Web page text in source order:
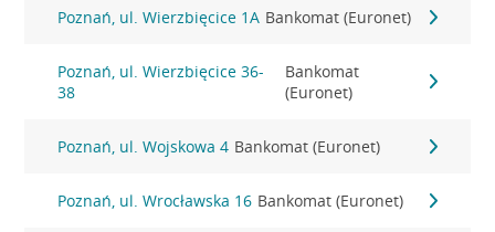
Poznań, ul. Wierzbięcice 1A Bankomat (Euronet)
Poznań, ul. Wierzbięcice 36-
38
Bankomat
(Euronet)
Poznań, ul. Wojskowa 4 Bankomat (Euronet)
Poznań, ul. Wrocławska 16 Bankomat (Euronet)